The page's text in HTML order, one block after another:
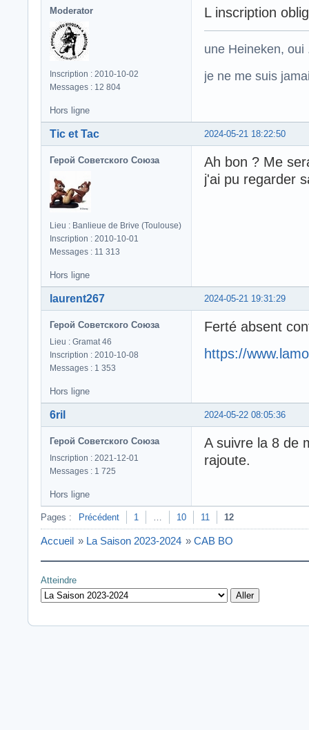
Moderator
Inscription : 2010-10-02
Messages : 12 804
L inscription
une Heineken,
je ne me suis
Hors ligne
2024-05-21 18:22:50
Tic et Tac
Герой Советского Союза
Lieu : Banlieue de Brive (Toulouse)
Inscription : 2010-10-01
Messages : 11 313
Ah bon ? Me
j'ai pu regarder
Hors ligne
2024-05-21 19:31:29
laurent267
Герой Советского Союза
Lieu : Gramat 46
Inscription : 2010-10-08
Messages : 1 353
Ferté absent
https://
Hors ligne
2024-05-22 08:05:36
6ril
Герой Советского Союза
Inscription : 2021-12-01
Messages : 1 725
A suivre la 8 de
rajoute.
Hors ligne
Pages : Précédent 1 … 10 11 12
Accueil » La Saison 2023-2024 » CAB BO
Atteindre